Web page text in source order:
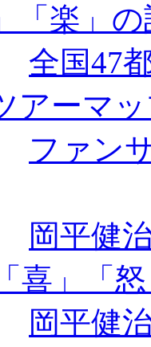
「楽」
全国47
アーマ
ファン
岡平健
喜」「
岡平健